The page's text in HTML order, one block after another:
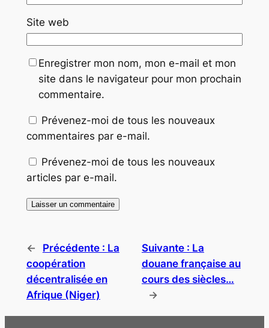
Site web
Enregistrer mon nom, mon e-mail et mon
site dans le navigateur pour mon prochain
commentaire.
Prévenez-moi de tous les nouveaux
commentaires par e-mail.
Prévenez-moi de tous les nouveaux
articles par e-mail.
← Précédente : La
coopération
décentralisée en
Afrique (Niger)
Suivante : La
douane française au
cours des siècles…
→